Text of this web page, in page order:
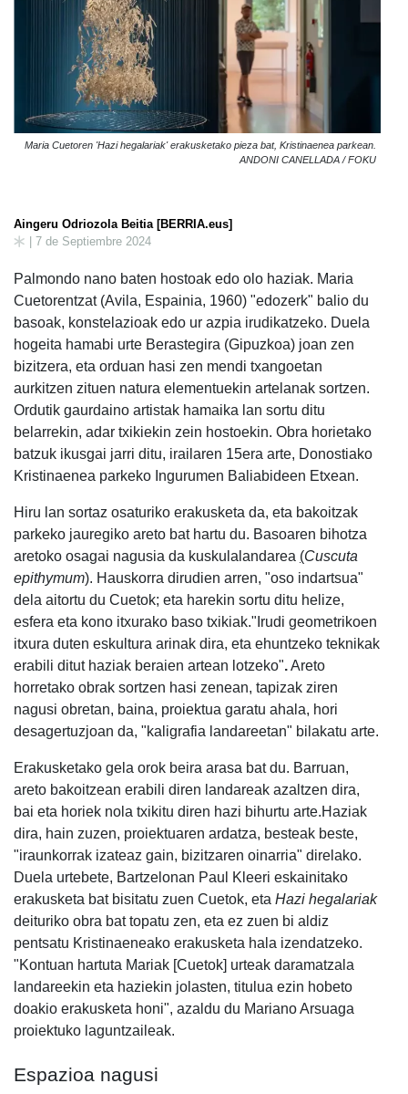
Maria Cuetoren 'Hazi hegalariak' erakusketako pieza bat, Kristinaenea parkean.
ANDONI CANELLADA / FOKU
Aingeru Odriozola Beitia [BERRIA.eus]
| 7 de Septiembre 2024
Palmondo nano baten hostoak edo olo haziak. Maria
Cuetorentzat (Avila, Espainia, 1960) "edozerk" balio du
basoak, konstelazioak edo ur azpia irudikatzeko. Duela
hogeita hamabi urte Berastegira (Gipuzkoa) joan zen
bizitzera, eta orduan hasi zen mendi txangoetan
aurkitzen zituen natura elementuekin artelanak sortzen.
Ordutik gaurdaino artistak hamaika lan sortu ditu
belarrekin, adar txikiekin zein hostoekin. Obra horietako
batzuk ikusgai jarri ditu, irailaren 15era arte, Donostiako
Kristinaenea parkeko Ingurumen Baliabideen Etxean.
Hiru lan sortaz osaturiko erakusketa da, eta bakoitzak
parkeko jauregiko areto bat hartu du. Basoaren bihotza
aretoko osagai nagusia da kuskulalandarea (Cuscuta
epithymum). Hauskorra dirudien arren, "oso indartsua"
dela aitortu du Cuetok; eta harekin sortu ditu helize,
esfera eta kono itxurako baso txikiak."Irudi geometrikoen
itxura duten eskultura arinak dira, eta ehuntzeko teknikak
erabili ditut haziak beraien artean lotzeko".Areto
horretako obrak sortzen hasi zenean, tapizak ziren
nagusi obretan, baina, proiektua garatu ahala, hori
desagertuzjoan da, "kaligrafia landareetan" bilakatu arte.
Erakusketako gela orok beira arasa bat du. Barruan,
areto bakoitzean erabili diren landareak azaltzen dira,
bai eta horiek nola txikitu diren hazi bihurtu arte.Haziak
dira, hain zuzen, proiektuaren ardatza, besteak beste,
"iraunkorrak izateaz gain, bizitzaren oinarria" direlako.
Duela urtebete, Bartzelonan Paul Kleeri eskainitako
erakusketa bat bisitatu zuen Cuetok, eta Hazi hegalariak
deituriko obra bat topatu zen, eta ez zuen bi aldiz
pentsatu Kristinaeneako erakusketa hala izendatzeko.
"Kontuan hartuta Mariak [Cuetok] urteak daramatzala
landareekin eta haziekin jolasten, titulua ezin hobeto
doakio erakusketa honi", azaldu du Mariano Arsuaga
proiektuko laguntzaileak.
Espazioa nagusi